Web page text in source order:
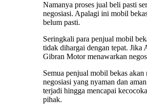
Namanya proses jual beli pasti
negosiasi. Apalagi ini mobil
belum pasti.
Seringkali para penjual mobil
tidak dihargai dengan tepat. Jika
Gibran Motor menawarkan
Semua penjual mobil bekas akan
negosiasi yang nyaman dan
terjadi hingga mencapai
pihak.